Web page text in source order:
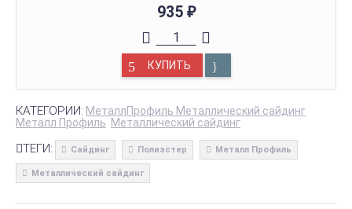
935 ₽
КУПИТЬ
КАТЕГОРИИ: МеталлПрофиль Металлический сайдинг
Металл Профиль Металлический сайдинг
ТЕГИ: Сайдинг Полиэстер Металл Профиль
Металлический сайдинг